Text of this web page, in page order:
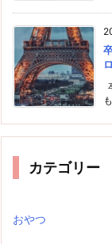
カテゴリー
おやつ